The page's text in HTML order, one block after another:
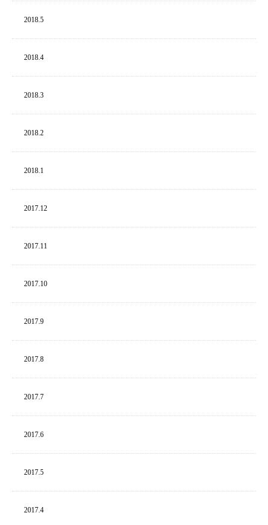
2018. 5
2018. 4
2018. 3
2018. 2
2018. 1
2017. 12
2017. 11
2017. 10
2017. 9
2017. 8
2017. 7
2017. 6
2017. 5
2017. 4